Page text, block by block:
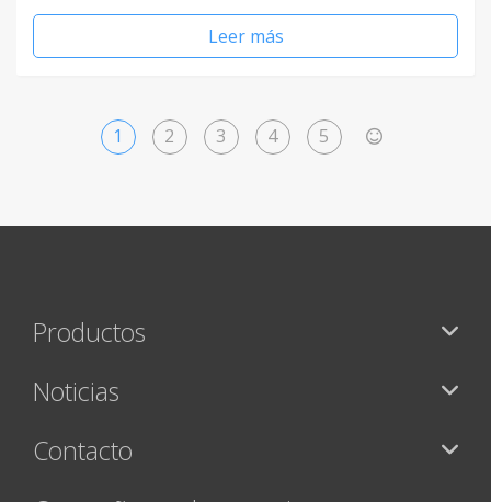
Leer más
1 2 3 4 5
Productos
Noticias
Contacto